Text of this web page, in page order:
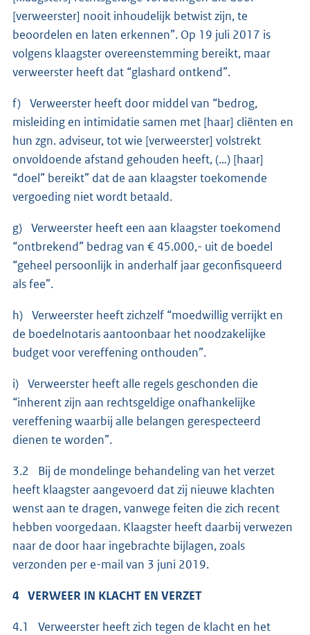
[verweerster] nooit inhoudelijk betwist zijn, te
beoordelen en laten erkennen”. Op 19 juli 2017 is
volgens klaagster overeenstemming bereikt, maar
verweerster heeft dat “glashard ontkend”.
f) Verweerster heeft door middel van “bedrog,
misleiding en intimidatie samen met [haar] cliënten en
hun zgn. adviseur, tot wie [verweerster] volstrekt
onvoldoende afstand gehouden heeft, (…) [haar]
“doel” bereikt” dat de aan klaagster toekomende
vergoeding niet wordt betaald.
g) Verweerster heeft een aan klaagster toekomend
“ontbrekend” bedrag van € 45.000,- uit de boedel
“geheel persoonlijk in anderhalf jaar geconfisqueerd
als fee”.
h) Verweerster heeft zichzelf “moedwillig verrijkt en
de boedelnotaris aantoonbaar het noodzakelijke
budget voor vereffening onthouden”.
i) Verweerster heeft alle regels geschonden die
“inherent zijn aan rechtsgeldige onafhankelijke
vereffening waarbij alle belangen gerespecteerd
dienen te worden”.
3.2 Bij de mondelinge behandeling van het verzet
heeft klaagster aangevoerd dat zij nieuwe klachten
wenst aan te dragen, vanwege feiten die zich recent
hebben voorgedaan. Klaagster heeft daarbij verwezen
naar de door haar ingebrachte bijlagen, zoals
verzonden per e-mail van 3 juni 2019.
4 VERWEER IN KLACHT EN VERZET
4.1 Verweerster heeft zich tegen de klacht en het